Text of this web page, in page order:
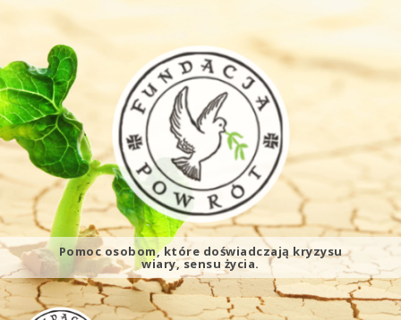
Pomoc osobom, które doświadczają kryzysu
wiary, sensu życia.